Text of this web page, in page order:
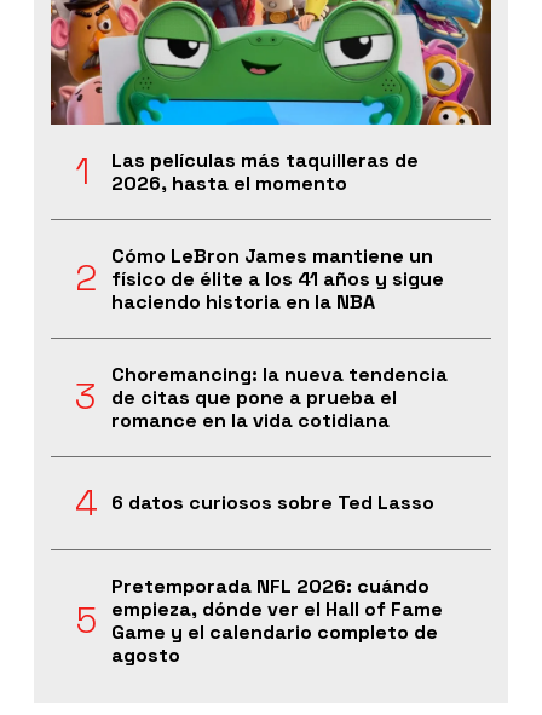
Las películas más taquilleras de
2026, hasta el momento
Cómo LeBron James mantiene un
físico de élite a los 41 años y sigue
haciendo historia en la NBA
Choremancing: la nueva tendencia
de citas que pone a prueba el
romance en la vida cotidiana
6 datos curiosos sobre Ted Lasso
Pretemporada NFL 2026: cuándo
empieza, dónde ver el Hall of Fame
Game y el calendario completo de
agosto